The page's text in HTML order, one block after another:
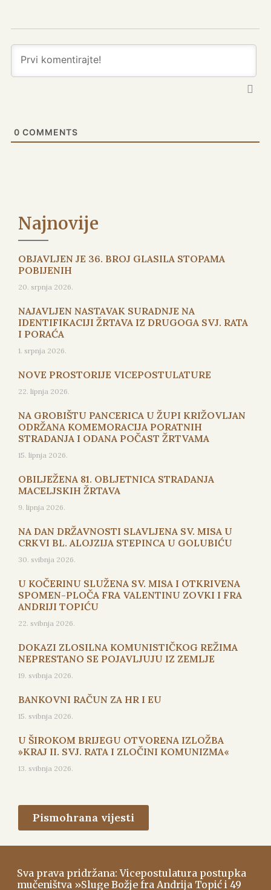
0 COMMENTS
Najnovije
OBJAVLJEN JE 36. BROJ GLASILA STOPAMA
POBIJENIH
20. srpnja 2026.
NAJAVLJEN NASTAVAK SURADNJE NA
IDENTIFIKACIJI ŽRTAVA IZ DRUGOGA SVJ. RATA
I PORAĆA
1. srpnja 2026.
NOVE PROSTORIJE VICEPOSTULATURE
22. lipnja 2026.
NA GROBIŠTU PANCERICA U ŽUPI KRIŽOVLJAN
ODRŽANA KOMEMORACIJA PORATNIH
STRADANJA I ODANA POČAST ŽRTVAMA
15. lipnja 2026.
OBILJEŽENA 81. OBLJETNICA STRADANJA
MACELJSKIH ŽRTAVA
9. lipnja 2026.
NA DAN DRŽAVNOSTI SLAVLJENA SV. MISA U
CRKVI BL. ALOJZIJA STEPINCA U GOLUBIĆU
30. svibnja 2026.
U KOČERINU SLUŽENA SV. MISA I OTKRIVENA
SPOMEN-PLOČA FRA VALENTINU ZOVKI I FRA
ANDRIJI TOPIĆU
22. svibnja 2026.
DOKAZI ZLOSILNA KOMUNISTIČKOG REŽIMA
NEPRESTANO SE POJAVLJUJU IZ ZEMLJE
19. svibnja 2026.
BANKOVNI RAČUN ZA HR I EU
15. svibnja 2026.
U ŠIROKOM BRIJEGU OTVORENA IZLOŽBA
»KRAJ II. SVJ. RATA I ZLOČINI KOMUNIZMA«
13. svibnja 2026.
Pismohrana vijesti
Sva prava pridržana: Vicepostulatura postupka
mučeništva »Sluge Božje fra Andrija Topić i 49